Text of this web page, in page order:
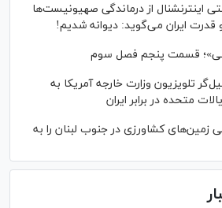
اینترنشنال از درماندگی صهیونیست‌ها
و قدرت ایران می‌گوید: دیوانه شدیم!
قسمت پنجم فصل سوم
تلویزیون وزارت خارجه آمریکا به
متحده در برابر ایران
کشاورزی در جنوب لبنان را به